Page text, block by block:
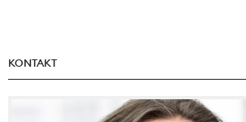
KONTAKT